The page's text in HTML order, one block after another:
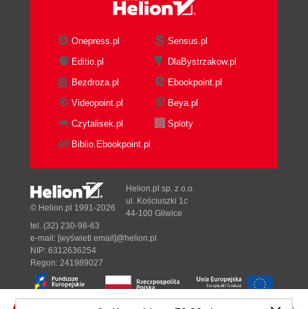
Onepress.pl
Sensus.pl
Editio.pl
DlaBystrzakow.pl
Bezdroza.pl
Ebookpoint.pl
Videopoint.pl
Beya.pl
Czytalisek.pl
Sploty
Biblio.Ebookpoint.pl
© Helion.pl 1991-2026
Helion.pl sp. z o.o.
ul. Kościuszki 1c
44-100 Gliwice
tel. (32) 230-98-63
e-mail: [wyświetl email]@helion.pl
NIP: 6312636254
Regon: 241989027